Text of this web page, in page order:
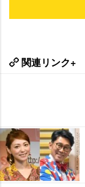
関連リンク+